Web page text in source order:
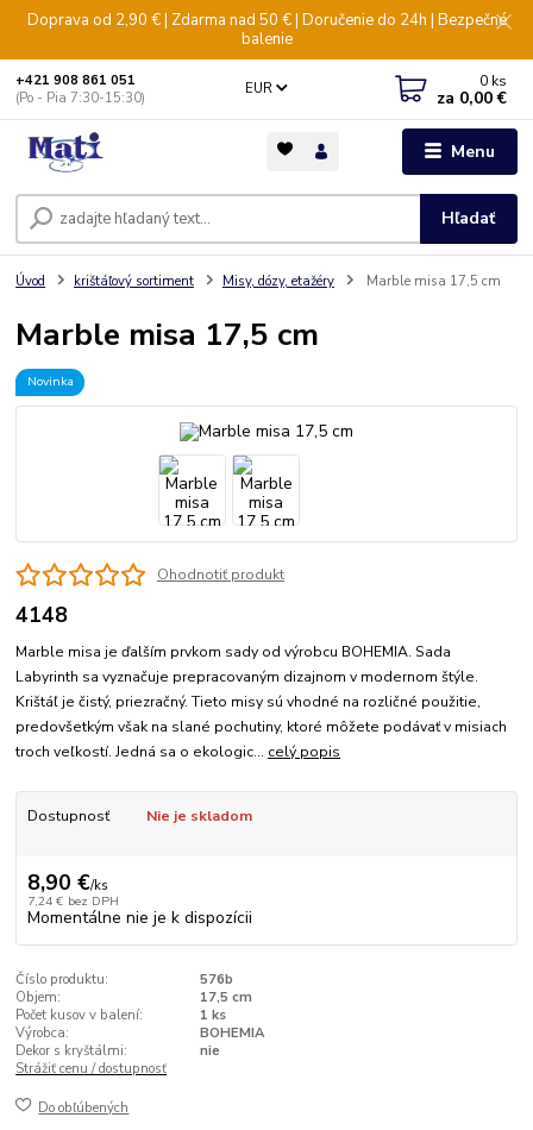
Doprava od 2,90 € | Zdarma nad 50 € | Doručenie do 24h | Bezpečné
balenie
Menu
EUR
Hľadať
+421 908 861 051
(Po - Pia 7:30-15:30)
0 ks
za 0,00 €
Úvod krištáľový sortiment Misy, dózy, etažéry Marble misa 17,5 cm
Marble misa 17,5 cm
Novinka
Ohodnotiť produkt
4148
Marble misa je ďalším prvkom sady od výrobcu BOHEMIA. Sada
Labyrinth sa vyznačuje prepracovaným dizajnom v modernom štýle.
Krištáľ je čistý, priezračný. Tieto misy sú vhodné na rozličné použitie,
predovšetkým však na slané pochutiny, ktoré môžete podávať v misiach
troch veľkostí. Jedná sa o ekologic... celý popis
Dostupnosť Nie je skladom
8,90 €/ks
7,24 € bez DPH
Momentálne nie je k dispozícii
Číslo produktu:
576b
Objem:
17,5 cm
Počet kusov v balení:
1 ks
Výrobca:
BOHEMIA
Dekor s kryštálmi:
nie
Strážiť cenu / dostupnosť
Do obľúbených